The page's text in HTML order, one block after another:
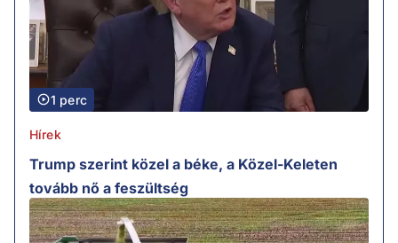
1 perc
Hírek
Trump szerint közel a béke, a Közel-Keleten
tovább nő a feszültség